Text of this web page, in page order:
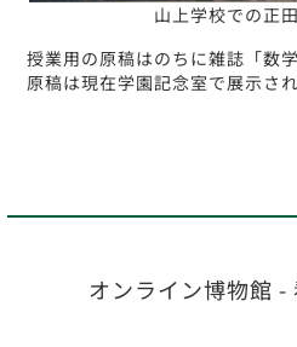
山上学校での正
授業用の原稿はのちに雑誌「数
原稿は現在学園記念室で展示され
オンライン博物館 -